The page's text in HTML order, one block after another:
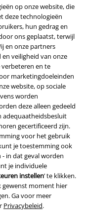
op onze website, die
deze technologieën
hun gedrag en
ons geplaatst, terwijl
en onze partners
veiligheid van onze
en te
marketingdoeleinden
website, op sociale
worden
deze alleen gedeeld
adequaatheidsbesluit
gecertificeerd zijn.
voor het gebruik
je toestemming ook
- in dat geval worden
je individuele
instellen’ te klikken.
gewenst moment hier
Ga voor meer
Privacybeleid.